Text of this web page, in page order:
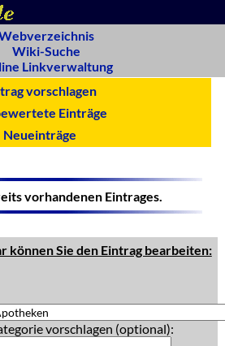
Wiki-Suche
Linkverwaltung
vorschlagen
Einträge
Neueinträge
vorhandenen Eintrages.
können Sie den Eintrag bearbeiten:
vorschlagen (optional):